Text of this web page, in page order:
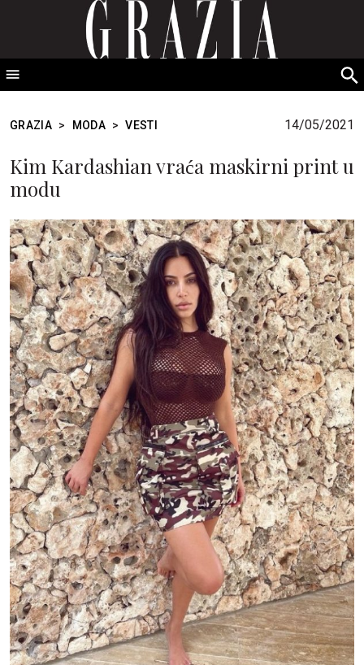
GRAZIA Srbija
GRAZIA > MODA > VESTI 14/05/2021
Kim Kardashian vraća maskirni print u
modu